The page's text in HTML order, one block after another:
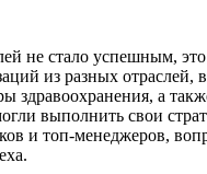
не стало успешным, это
из разных отраслей,
а
выполнить свои
и топ-менеджеров,